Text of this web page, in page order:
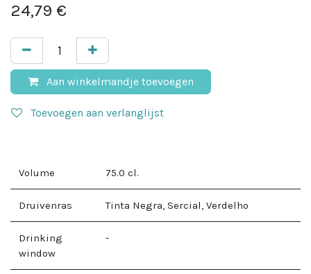
24,79 €
Aan winkelmandje toevoegen
Toevoegen aan verlanglijst
Volume 75.0 cl.
Druivenras Tinta Negra, Sercial, Verdelho
Drinking
window
-